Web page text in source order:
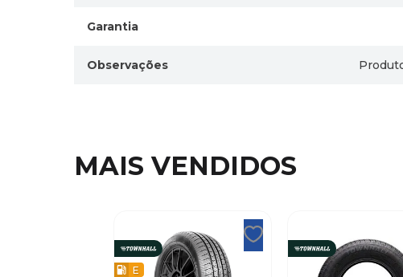
Garantia
Observações
MAIS VENDIDOS
E